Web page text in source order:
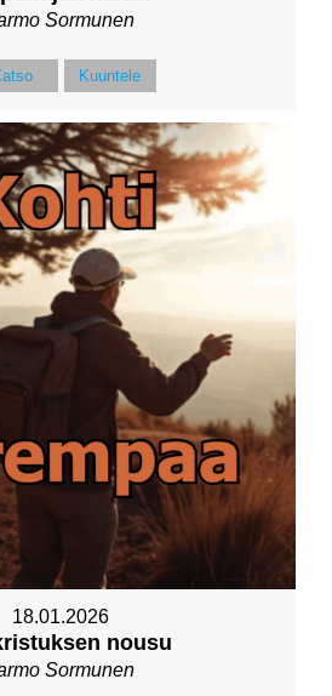
Sormunen
Kuuntele
18.01.2026
nousu
Sormunen